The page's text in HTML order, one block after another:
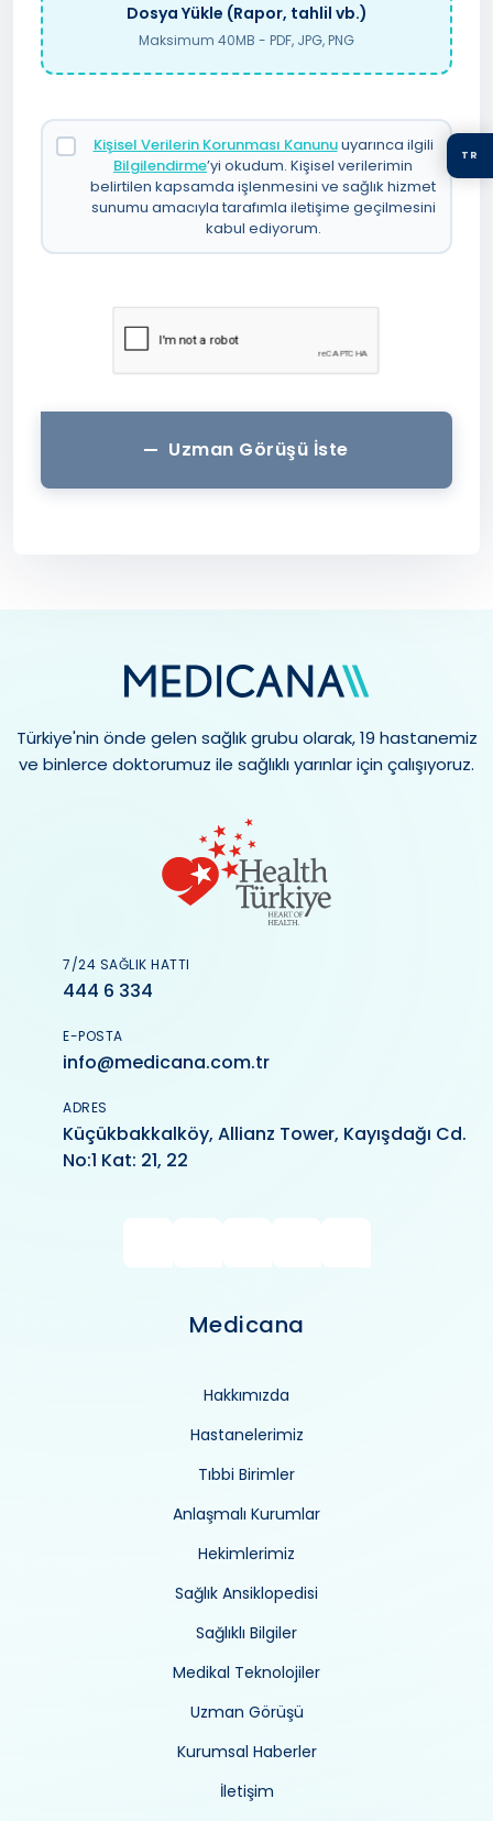
TR
Dosya Yükle (Rapor, tahlil vb.)
Maksimum 40MB - PDF, JPG, PNG
Kişisel Verilerin Korunması Kanunuuyarınca ilgili
Bilgilendirme’yi okudum. Kişisel verilerimin
belirtilen kapsamda işlenmesini ve sağlık hizmet
sunumu amacıyla tarafımla iletişime geçilmesini
kabul ediyorum.
Uzman Görüşü İste
Türkiye'nin önde gelen sağlık grubu olarak, 19 hastanemiz
ve binlerce doktorumuz ile sağlıklı yarınlar için çalışıyoruz.
7/24 SAĞLIK HATTI
444 6 334
E-POSTA
info@medicana.com.tr
ADRES
Küçükbakkalköy, Allianz Tower, Kayışdağı Cd.
No:1 Kat: 21, 22
Medicana
Hakkımızda
Hastanelerimiz
Tıbbi Birimler
Anlaşmalı Kurumlar
Hekimlerimiz
Sağlık Ansiklopedisi
Sağlıklı Bilgiler
Medikal Teknolojiler
Uzman Görüşü
Kurumsal Haberler
İletişim